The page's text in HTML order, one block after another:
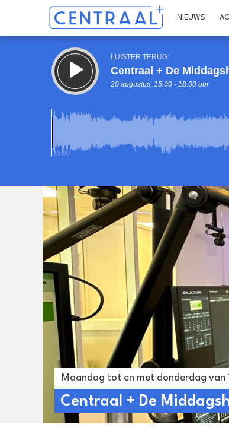
NIEUWS
LUISTER TERUG:
Centraal + De
20 augustus, 15.00 - 18.00 uur
15.00
Maandag tot en met donderdag van
Centraal + De